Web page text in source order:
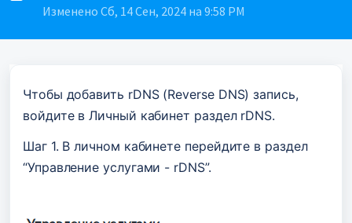
Изменено Сб, 14 Сен, 2024 на 9:58 PM
Чтобы добавить rDNS (Reverse DNS) запись,
войдите в Личный кабинет раздел rDNS.
Шаг 1. В личном кабинете перейдите в раздел
“Управление услугами - rDNS”.